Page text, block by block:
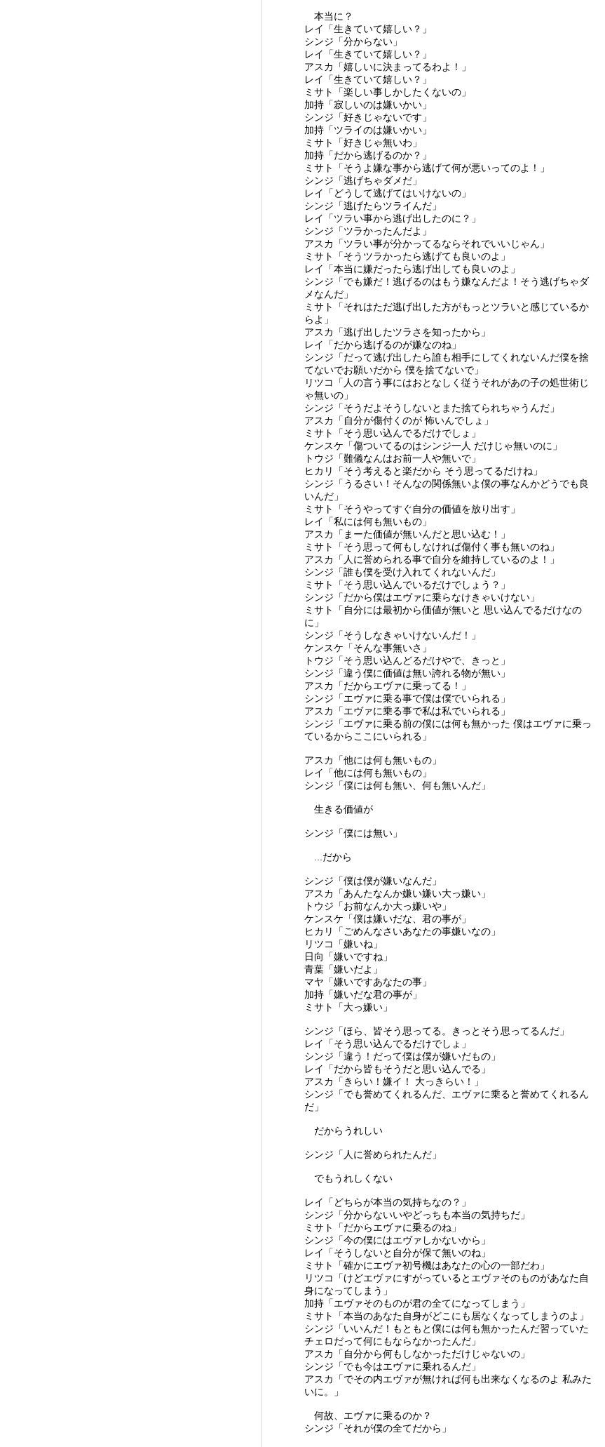
本当に？
レイ「生きていて嬉しい？」
シンジ「分からない」
レイ「生きていて嬉しい？」
アスカ「嬉しいに決まってるわよ！」
レイ「生きていて嬉しい？」
ミサト「楽しい事しかしたくないの」
加持「寂しいのは嫌いかい」
シンジ「好きじゃないです」
加持「ツライのは嫌いかい」
ミサト「好きじゃ無いわ」
加持「だから逃げるのか？」
ミサト「そうよ嫌な事から逃げて何が悪いってのよ！」
シンジ「逃げちゃダメだ」
レイ「どうして逃げてはいけないの」
シンジ「逃げたらツライんだ」
レイ「ツラい事から逃げ出したのに？」
シンジ「ツラかったんだよ」
アスカ「ツラい事が分かってるならそれでいいじゃん」
ミサト「そうツラかったら逃げても良いのよ」
レイ「本当に嫌だったら逃げ出しても良いのよ」
シンジ「でも嫌だ！逃げるのはもう嫌なんだよ！そう逃げちゃダ
メなんだ」
ミサト「それはただ逃げ出した方がもっとツラいと感じているか
らよ」
アスカ「逃げ出したツラさを知ったから」
レイ「だから逃げるのが嫌なのね」
シンジ「だって逃げ出したら誰も相手にしてくれないんだ僕を捨
てないでお願いだから 僕を捨てないで」
リツコ「人の言う事にはおとなしく従うそれがあの子の処世術じ
ゃ無いの」
シンジ「そうだよそうしないとまた捨てられちゃうんだ」
アスカ「自分が傷付くのが 怖いんでしょ」
ミサト「そう思い込んでるだけでしょ」
ケンスケ「傷ついてるのはシンジ一人 だけじゃ無いのに」
トウジ「難儀なんはお前一人や無いで」
ヒカリ「そう考えると楽だから そう思ってるだけね」
シンジ「うるさい！そんなの関係無いよ僕の事なんかどうでも良
いんだ」
ミサト「そうやってすぐ自分の価値を放り出す」
レイ「私には何も無いもの」
アスカ「まーた価値が無いんだと思い込む！」
ミサト「そう思って何もしなければ傷付く事も無いのね」
アスカ「人に誉められる事で自分を維持しているのよ！」
シンジ「誰も僕を受け入れてくれないんだ」
ミサト「そう思い込んでいるだけでしょう？」
シンジ「だから僕はエヴァに乗らなけきゃいけない」
ミサト「自分には最初から価値が無いと 思い込んでるだけなの
に」
シンジ「そうしなきゃいけないんだ！」
ケンスケ「そんな事無いさ」
トウジ「そう思い込んどるだけやで、きっと」
シンジ「違う僕に価値は無い誇れる物が無い」
アスカ「だからエヴァに乗ってる！」
シンジ「エヴァに乗る事で僕は僕でいられる」
アスカ「エヴァに乗る事で私は私でいられる」
シンジ「エヴァに乗る前の僕には何も無かった 僕はエヴァに乗っ
ているからここにいられる」
アスカ「他には何も無いもの」
レイ「他には何も無いもの」
シンジ「僕には何も無い、何も無いんだ」
生きる価値が
シンジ「僕には無い」
...だから
シンジ「僕は僕が嫌いなんだ」
アスカ「あんたなんか嫌い嫌い大っ嫌い」
トウジ「お前なんか大っ嫌いや」
ケンスケ「僕は嫌いだな、君の事が」
ヒカリ「ごめんなさいあなたの事嫌いなの」
リツコ「嫌いね」
日向「嫌いですね」
青葉「嫌いだよ」
マヤ「嫌いですあなたの事」
加持「嫌いだな君の事が」
ミサト「大っ嫌い」
シンジ「ほら、皆そう思ってる。きっとそう思ってるんだ」
レイ「そう思い込んでるだけでしょ」
シンジ「違う！だって僕は僕が嫌いだもの」
レイ「だから皆もそうだと思い込んでる」
アスカ「きらい！嫌イ！ 大っきらい！」
シンジ「でも誉めてくれるんだ、エヴァに乗ると誉めてくれるん
だ」
だからうれしい
シンジ「人に誉められたんだ」
でもうれしくない
レイ「どちらが本当の気持ちなの？」
シンジ「分からないいやどっちも本当の気持ちだ」
ミサト「だからエヴァに乗るのね」
シンジ「今の僕にはエヴァしかないから」
レイ「そうしないと自分が保て無いのね」
ミサト「確かにエヴァ初号機はあなたの心の一部だわ」
リツコ「けどエヴァにすがっているとエヴァそのものがあなた自
身になってしまう」
加持「エヴァそのものが君の全てになってしまう」
ミサト「本当のあなた自身がどこにも居なくなってしまうのよ」
シンジ「いいんだ！もともと僕には何も無かったんだ習っていた
チェロだって何にもならなかったんだ」
アスカ「自分から何もしなかっただけじゃないの」
シンジ「でも今はエヴァに乗れるんだ」
アスカ「でその内エヴァが無ければ何も出来なくなるのよ 私みた
いに。」
何故、エヴァに乗るのか？
シンジ「それが僕の全てだから」